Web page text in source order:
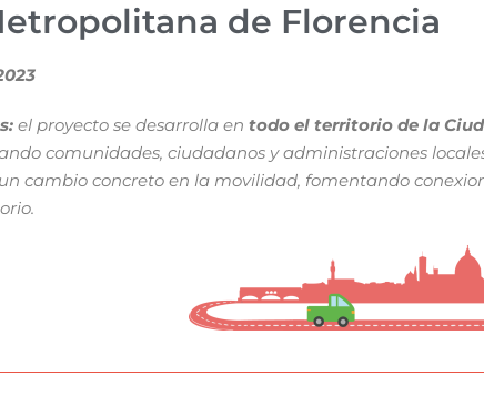
de Florencia
el proyecto se desarrolla en todo el territorio de la
comunidades, ciudadanos y administraciones
cambio concreto en la movilidad, fomentando